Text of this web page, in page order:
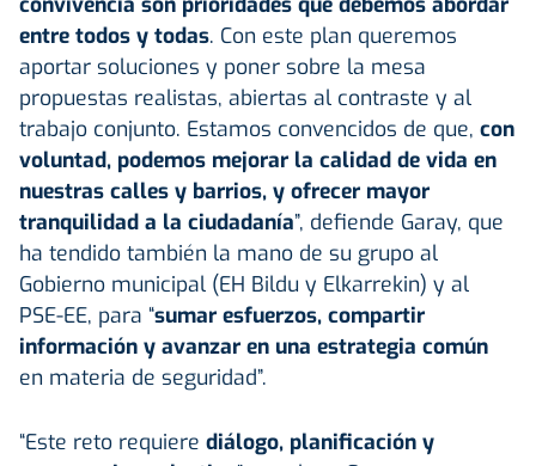
entre todos y todas. Con este plan queremos
aportar soluciones y poner sobre la mesa
propuestas realistas, abiertas al contraste y al
trabajo conjunto. Estamos convencidos de que, con
voluntad, podemos mejorar la calidad de vida en
nuestras calles y barrios, y ofrecer mayor
tranquilidad a la ciudadanía”, defiende Garay, que
ha tendido también la mano de su grupo al
Gobierno municipal (EH Bildu y Elkarrekin) y al
PSE-EE, para “sumar esfuerzos, compartir
información y avanzar en una estrategia común
en materia de seguridad”.
“Este reto requiere diálogo, planificación y